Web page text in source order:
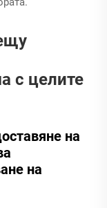
с целите
на
на